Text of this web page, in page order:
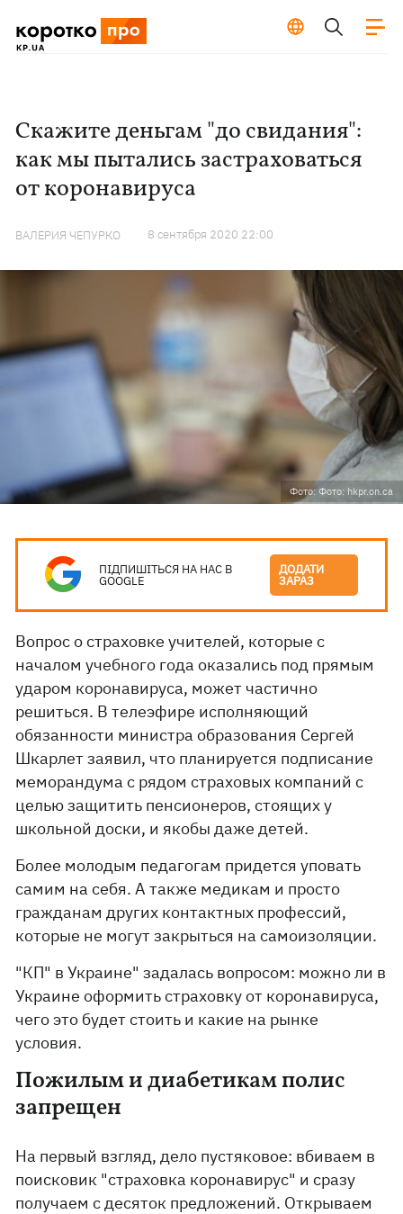
Скажите деньгам "до свидания":
как мы пытались застраховаться
от коронавируса
ВАЛЕРИЯ ЧЕПУРКО 8 сентября 2020 22:00
Фото: Фото: hkpr.on.ca
ПІДПИШІТЬСЯ НА НАС В
GOOGLE
ДОДАТИ
ЗАРАЗ
Вопрос о страховке учителей, которые с
началом учебного года оказались под прямым
ударом коронавируса, может частично
решиться. В телеэфире исполняющий
обязанности министра образования Сергей
Шкарлет заявил, что планируется подписание
меморандума с рядом страховых компаний с
целью защитить пенсионеров, стоящих у
школьной доски, и якобы даже детей.
Более молодым педагогам придется уповать
самим на себя. А также медикам и просто
гражданам других контактных профессий,
которые не могут закрыться на самоизоляции.
"КП" в Украине" задалась вопросом: можно ли в
Украине оформить страховку от коронавируса,
чего это будет стоить и какие на рынке
условия.
Пожилым и диабетикам полис
запрещен
На первый взгляд, дело пустяковое: вбиваем в
поисковик "страховка коронавирус" и сразу
получаем с десяток предложений. Открываем